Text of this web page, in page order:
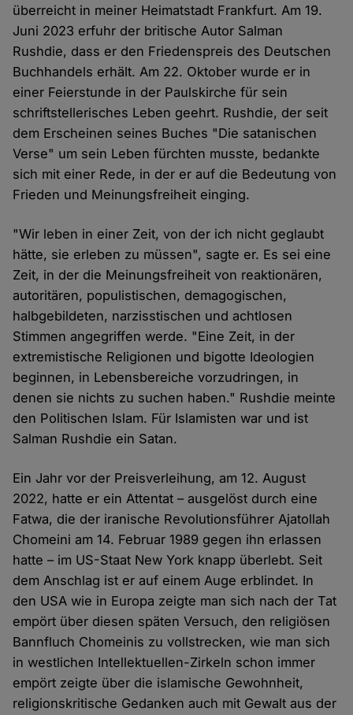
überreicht in meiner Heimatstadt Frankfurt. Am 19.
Juni 2023 erfuhr der britische Autor Salman
Rushdie, dass er den Friedenspreis des Deutschen
Buchhandels erhält. Am 22. Oktober wurde er in
einer Feierstunde in der Paulskirche für sein
schriftstellerisches Leben geehrt. Rushdie, der seit
dem Erscheinen seines Buches "Die satanischen
Verse" um sein Leben fürchten musste, bedankte
sich mit einer Rede, in der er auf die Bedeutung von
Frieden und Meinungsfreiheit einging.
"Wir leben in einer Zeit, von der ich nicht geglaubt
hätte, sie erleben zu müssen", sagte er. Es sei eine
Zeit, in der die Meinungsfreiheit von reaktionären,
autoritären, populistischen, demagogischen,
halbgebildeten, narzisstischen und achtlosen
Stimmen angegriffen werde. "Eine Zeit, in der
extremistische Religionen und bigotte Ideologien
beginnen, in Lebensbereiche vorzudringen, in
denen sie nichts zu suchen haben." Rushdie meinte
den Politischen Islam. Für Islamisten war und ist
Salman Rushdie ein Satan.
Ein Jahr vor der Preisverleihung, am 12. August
2022, hatte er ein Attentat – ausgelöst durch eine
Fatwa, die der iranische Revolutionsführer Ajatollah
Chomeini am 14. Februar 1989 gegen ihn erlassen
hatte – im US-Staat New York knapp überlebt. Seit
dem Anschlag ist er auf einem Auge erblindet. In
den USA wie in Europa zeigte man sich nach der Tat
empört über diesen späten Versuch, den religiösen
Bannfluch Chomeinis zu vollstrecken, wie man sich
in westlichen Intellektuellen-Zirkeln schon immer
empört zeigte über die islamische Gewohnheit,
religionskritische Gedanken auch mit Gewalt aus der